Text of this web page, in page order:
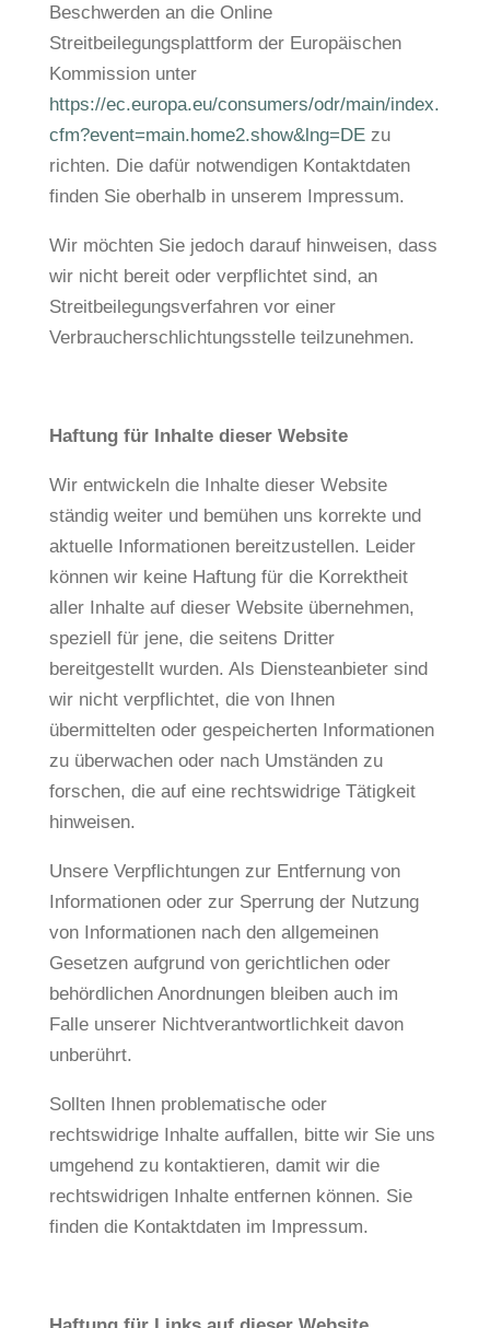
Beschwerden an die Online
Streitbeilegungsplattform der Europäischen
Kommission unter
https://ec.europa.eu/consumers/odr/main/index.
cfm?event=main.home2.show&lng=DEzu
richten. Die dafür notwendigen Kontaktdaten
finden Sie oberhalb in unserem Impressum.
Wir möchten Sie jedoch darauf hinweisen, dass
wir nicht bereit oder verpflichtet sind, an
Streitbeilegungsverfahren vor einer
Verbraucherschlichtungsstelle teilzunehmen.
Haftung für Inhalte dieser Website
Wir entwickeln die Inhalte dieser Website
ständig weiter und bemühen uns korrekte und
aktuelle Informationen bereitzustellen. Leider
können wir keine Haftung für die Korrektheit
aller Inhalte auf dieser Website übernehmen,
speziell für jene, die seitens Dritter
bereitgestellt wurden. Als Diensteanbieter sind
wir nicht verpflichtet, die von Ihnen
übermittelten oder gespeicherten Informationen
zu überwachen oder nach Umständen zu
forschen, die auf eine rechtswidrige Tätigkeit
hinweisen.
Unsere Verpflichtungen zur Entfernung von
Informationen oder zur Sperrung der Nutzung
von Informationen nach den allgemeinen
Gesetzen aufgrund von gerichtlichen oder
behördlichen Anordnungen bleiben auch im
Falle unserer Nichtverantwortlichkeit davon
unberührt.
Sollten Ihnen problematische oder
rechtswidrige Inhalte auffallen, bitte wir Sie uns
umgehend zu kontaktieren, damit wir die
rechtswidrigen Inhalte entfernen können. Sie
finden die Kontaktdaten im Impressum.